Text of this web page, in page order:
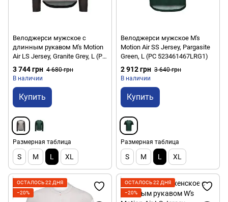
Велоджерси мужское с
длинным рукавом M's Motion
Air LS Jersey, Granite Grey, L (PC
523441042LRG1)
3 744 грн 4 680 грн
В наличии
Купить
Размерная таблица
S M L XL
Велоджерси мужское M's
Motion Air SS Jersey, Pargasite
Green, L (PC 523461467LRG1)
2 912 грн 3 640 грн
В наличии
Купить
Размерная таблица
S M L XL
ОСТАЛОСЬ 22 ДНЯ
−20%
ОСТАЛОСЬ 22 ДНЯ
−20%